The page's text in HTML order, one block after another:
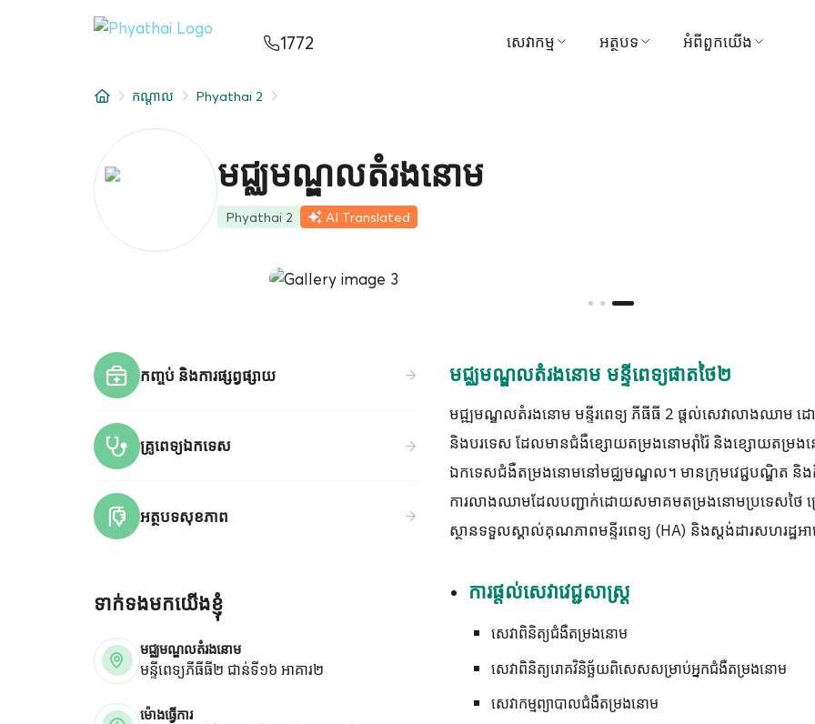
1772 សេវាកម្ម អត្ថបទ អំពីពួកយើង
សកម្មភាព
ไทย
អំពីពួកយើង
សាខាមន្ទីរពេទ្យ
កណ្តាល Phyathai 2
មជ្ឈមណ្ឌលតំរងនោម
Phyathai 2 AI Translated
កញ្ចប់ និងការផ្សព្វផ្សាយ
គ្រូពេទ្យឯកទេស
អត្ថបទសុខភាព
ទាក់ទងមកយើងខ្ញុំ
មជ្ឈមណ្ឌលតំរងនោម
មន្ទីពេទ្យភីធីធី២ ជាន់ទី១៦ អាគារ២
ម៉ោងធ្វើការ
មជ្ឈមណ្ឌលតំរងនោម មន្ទីពេទ្យផាតថៃ២
មជ្ឍមណ្ឌលតំរងនោម មន្ទីរពេទ្យ ភីធីធី 2 ផ្តល់សេវាលាងឈាម
និងបរទេស ដែលមានជំងឺខ្សោយតម្រងនោមរ៉ាំរ៉ៃ និងខ្សោយតម្រង
ឯកទេសជំងឺតម្រងនោមនៅមជ្ឈមណ្ឌល។ មានក្រុមវេជ្ជបណ្ឌិត
ការលាងឈាមដែលបញ្ជាក់ដោយសមាគមតម្រងនោមប្រទេសថៃ ក្
ស្ថានទទួលស្គាល់គុណភាពមន្ទីរពេទ្យ (HA) និងស្តង់ដារសហរដ្ឋអ
ការផ្តល់សេវាវេជ្ជសាស្រ្ត
សេវាពិនិត្យជំងឺតម្រងនោម
សេវា​ពិនិត្យ​រោគ​វិនិច្ឆ័យ​ពិសេស​សម្រាប់​អ្នក​ជំងឺ​តម្រងនោម
សេវាកម្មព្យាបាលជំងឺតម្រងនោម